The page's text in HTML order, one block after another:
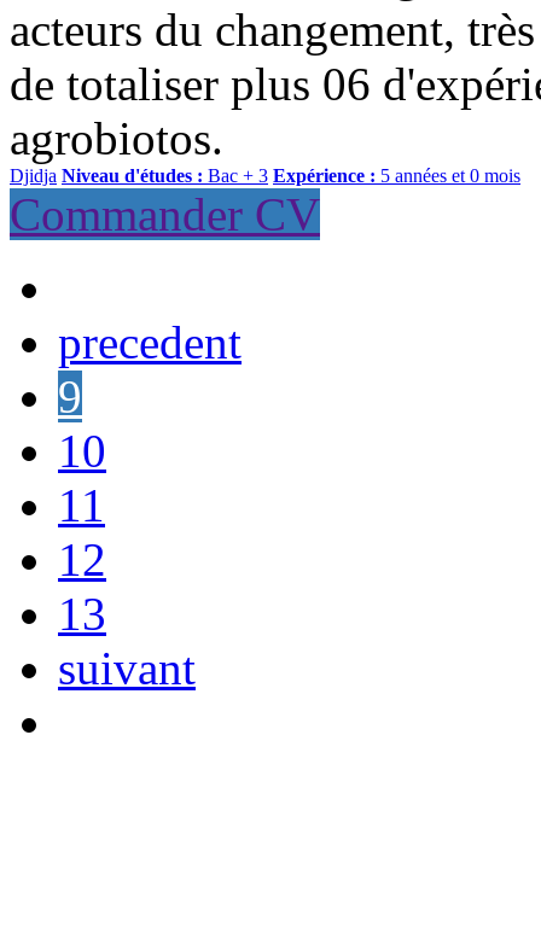
acteurs du changement,
de totaliser plus 06
agrobiotos.
Djidja Niveau d'études : Bac + 3 Expérience : 5 années et 0 mois
Commander CV
precedent
9
10
11
12
13
suivant